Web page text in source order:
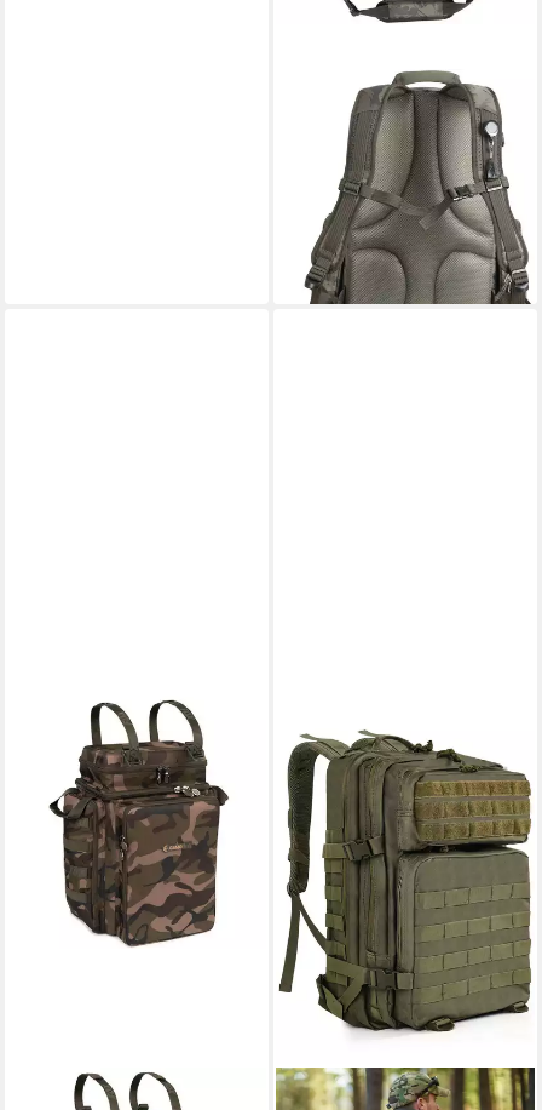
Angelrucksack Rucksack
Specimen Back-Pack -
Angelrucksack Allround
Camou (4-tlg)
129,90 €
lieferbar - in 9-11 Werktagen bei
dir